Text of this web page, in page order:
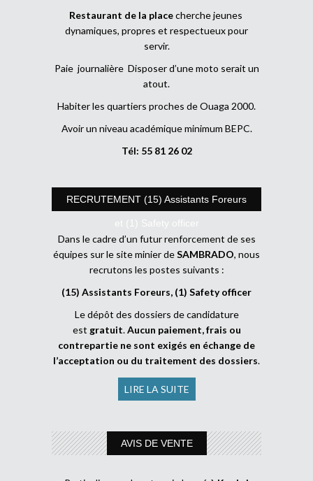
Restaurant de la placecherche jeunes
dynamiques, propres et respectueux pour
servir.
Paie journalière Disposer d’une moto serait un
atout.
Habiter les quartiers proches de Ouaga 2000.
Avoir un niveau académique minimum BEPC.
Tél: 55 81 26 02
RECRUTEMENT (15) Assistants Foreurs
et (1) Safety officer
Dans le cadre d’un futur renforcement de ses
équipes sur le site minier deSAMBRADO, nous
recrutons les postes suivants :
(15) Assistants Foreurs, (1) Safety officer
Le dépôt des dossiers de candidature
est gratuit.Aucun paiement, frais ou
contrepartie ne sont exigés en échange de
l’acceptation ou du traitement des dossiers.
LIRE LA SUITE
AVIS DE VENTE